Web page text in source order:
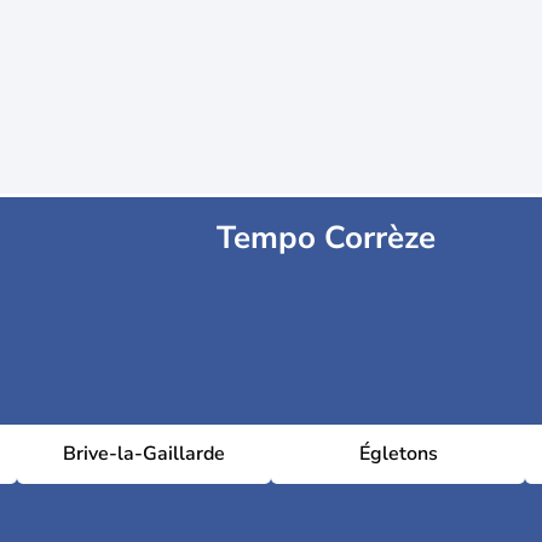
Tempo Corrèze
Brive-la-Gaillarde Égletons